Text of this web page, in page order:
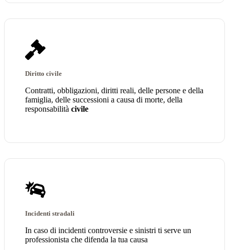
Diritto civile
Contratti, obbligazioni, diritti reali, delle persone e della
famiglia, delle successioni a causa di morte, della
responsabilità civile
Incidenti stradali
In caso di incidenti controversie e sinistri ti serve un
professionista che difenda la tua causa